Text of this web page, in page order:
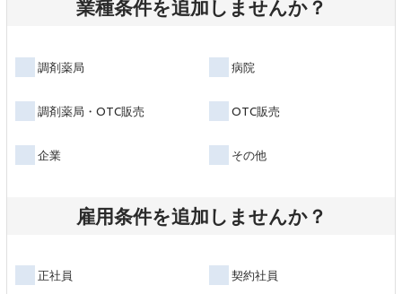
業種条件を追加しませんか？
調剤薬局 病院
調剤薬局・OTC販売 OTC販売
企業 その他
雇用条件を追加しませんか？
正社員 契約社員